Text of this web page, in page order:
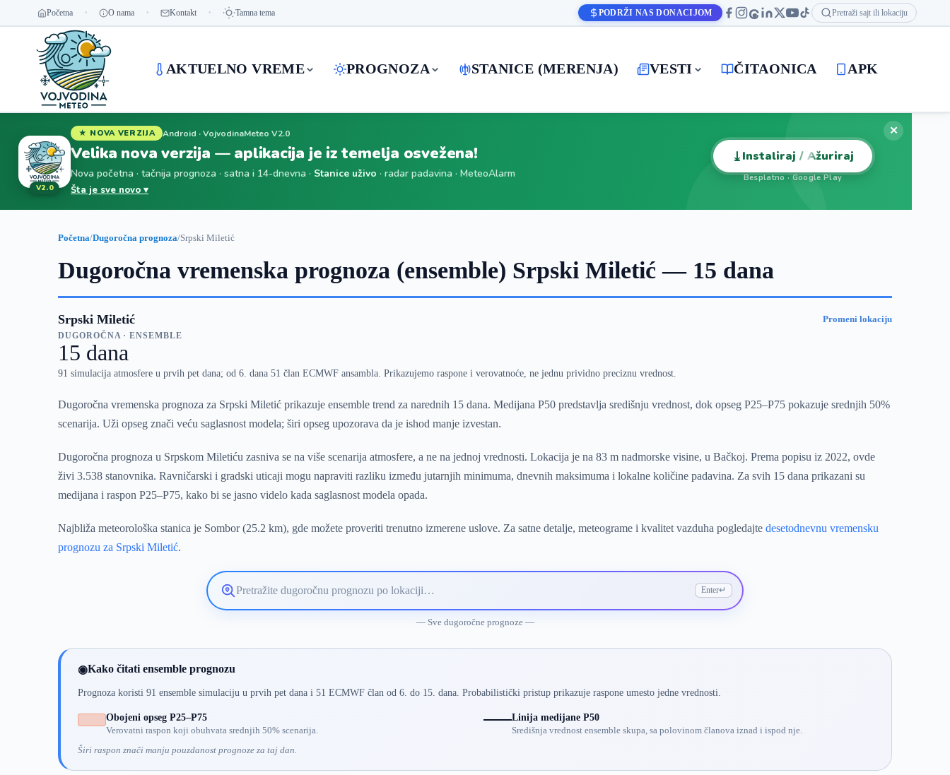
Početna O nama Kontakt Tamna tema PODRŽI NAS DONACIJOM Pretraži sajt ili lokaciju
AKTUELNO VREME PROGNOZA STANICE (MERENJA) VESTI ČITAONICA APK
V2.0
★ NOVA VERZIJA Android · VojvodinaMeteo V2.0
Velika nova verzija — aplikacija je iz temelja osvežena!
Nova početna · tačnija prognoza · satna i 14-dnevna · Stanice uživo · radar padavina · MeteoAlarm
Šta je sve novo ▾
⤓Instaliraj / Ažuriraj
Besplatno · Google Play
✕
Početna/Dugoročna prognoza/Srpski Miletić
Dugoročna vremenska prognoza (ensemble) Srpski Miletić — 15 dana
Srpski Miletić Promeni lokaciju
DUGOROČNA · ENSEMBLE
15 dana
91 simulacija atmosfere u prvih pet dana; od 6. dana 51 član ECMWF ansambla. Prikazujemo raspone i verovatnoće, ne jednu prividno preciznu vrednost.
Dugoročna vremenska prognoza za Srpski Miletić prikazuje ensemble trend za narednih 15 dana. Medijana P50 predstavlja središnju vrednost, dok opseg P25–P75 pokazuje srednjih 50%
scenarija. Uži opseg znači veću saglasnost modela; širi opseg upozorava da je ishod manje izvestan.
Dugoročna prognoza u Srpskom Miletiću zasniva se na više scenarija atmosfere, a ne na jednoj vrednosti. Lokacija je na 83 m nadmorske visine, u Bačkoj. Prema popisu iz 2022, ovde
živi 3.538 stanovnika. Ravničarski i gradski uticaji mogu napraviti razliku između jutarnjih minimuma, dnevnih maksimuma i lokalne količine padavina. Za svih 15 dana prikazani su
medijana i raspon P25–P75, kako bi se jasno videlo kada saglasnost modela opada.
Najbliža meteorološka stanica je Sombor (25.2 km), gde možete proveriti trenutno izmerene uslove. Za satne detalje, meteograme i kvalitet vazduha pogledajtedesetodnevnu vremensku
prognozu za Srpski Miletić.
Pretražite
lokaciju
Enter↵
— Sve dugoročne prognoze —
◉Kako čitati ensemble prognozu
Prognoza koristi 91 ensemble simulaciju u prvih pet dana i 51 ECMWF član od 6. do 15. dana. Probabilistički pristup prikazuje raspone umesto jedne vrednosti.
Obojeni opseg P25–P75
Verovatni raspon koji obuhvata srednjih 50% scenarija.
Linija medijane P50
Središnja vrednost ensemble skupa, sa polovinom članova iznad i ispod nje.
Širi raspon znači manju pouzdanost prognoze za taj dan.